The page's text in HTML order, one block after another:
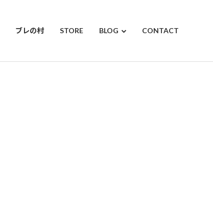
ブレの村 STORE BLOG CONTACT